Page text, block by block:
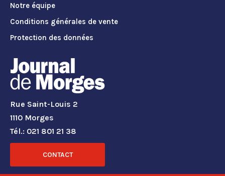
Notre équipe
Conditions générales de vente
Protection des données
Rue Saint-Louis 2
1110 Morges
Tél.: 021 801 21 38
CONTACT